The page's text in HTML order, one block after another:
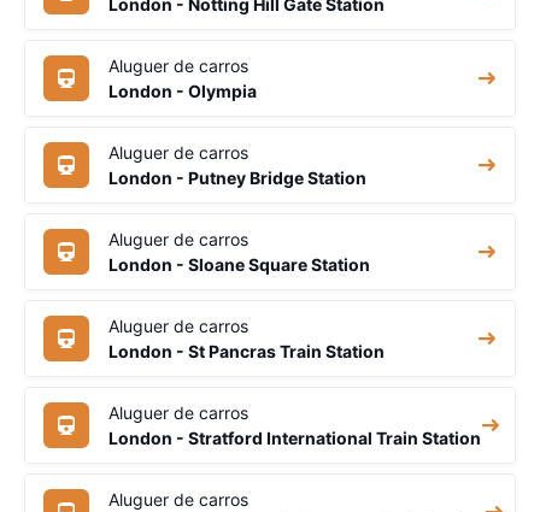
Aluguer de carros
London - Olympia
Aluguer de carros
London - Putney Bridge Station
Aluguer de carros
London - Sloane Square Station
Aluguer de carros
London - St Pancras Train Station
Aluguer de carros
London - Stratford International Train Station
Aluguer de carros